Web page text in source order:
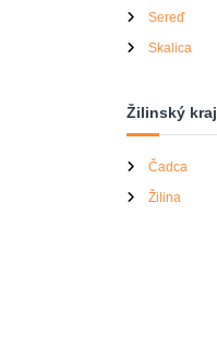
Sereď
Skalica
Žilinský kraj
Čadca
Žilina